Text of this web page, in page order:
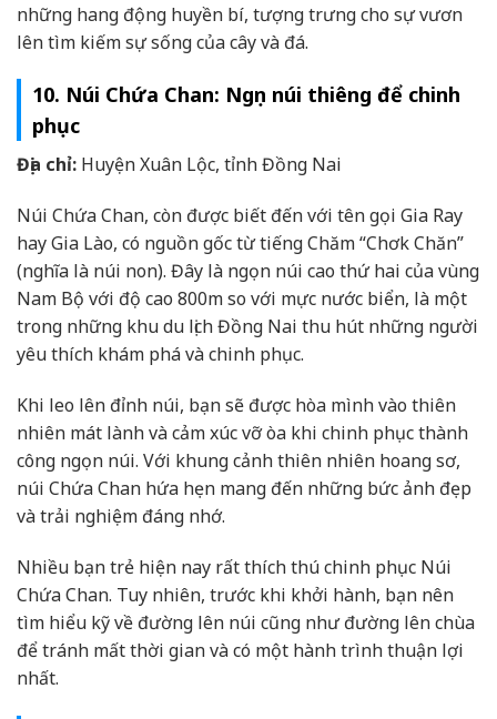
những hang động huyền bí, tượng trưng cho sự vươn
lên tìm kiếm sự sống của cây và đá.
10. Núi Chứa Chan: Ngọn núi thiêng để chinh
phục
Địa chỉ: Huyện Xuân Lộc, tỉnh Đồng Nai
Núi Chứa Chan, còn được biết đến với tên gọi Gia Ray
hay Gia Lào, có nguồn gốc từ tiếng Chăm “Chơk Chăn”
(nghĩa là núi non). Đây là ngọn núi cao thứ hai của vùng
Nam Bộ với độ cao 800m so với mực nước biển, là một
trong những khu du lịch Đồng Nai thu hút những người
yêu thích khám phá và chinh phục.
Khi leo lên đỉnh núi, bạn sẽ được hòa mình vào thiên
nhiên mát lành và cảm xúc vỡ òa khi chinh phục thành
công ngọn núi. Với khung cảnh thiên nhiên hoang sơ,
núi Chứa Chan hứa hẹn mang đến những bức ảnh đẹp
và trải nghiệm đáng nhớ.
Nhiều bạn trẻ hiện nay rất thích thú chinh phục Núi
Chứa Chan. Tuy nhiên, trước khi khởi hành, bạn nên
tìm hiểu kỹ về đường lên núi cũng như đường lên chùa
để tránh mất thời gian và có một hành trình thuận lợi
nhất.